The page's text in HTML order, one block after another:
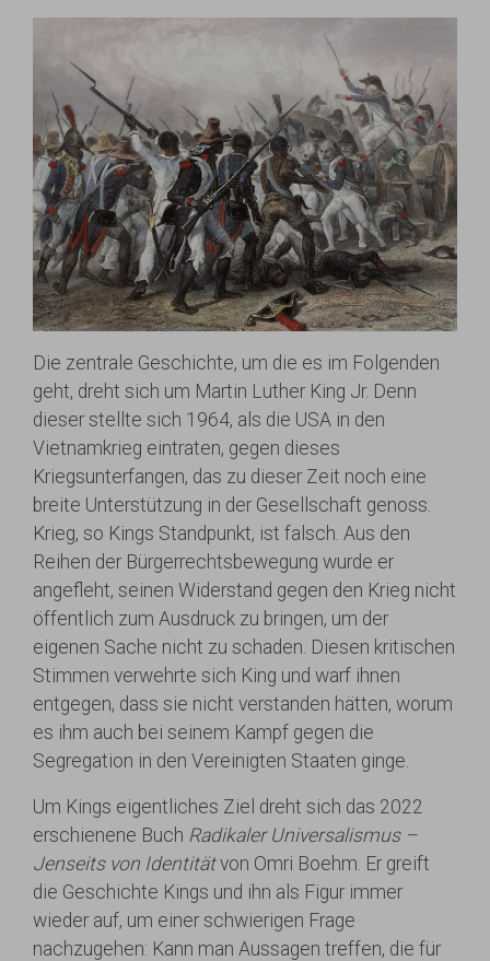
Die zentrale Geschichte, um die es im Folgenden
geht, dreht sich um Martin Luther King Jr. Denn
dieser stellte sich 1964, als die USA in den
Vietnamkrieg eintraten, gegen dieses
Kriegsunterfangen, das zu dieser Zeit noch eine
breite Unterstützung in der Gesellschaft genoss.
Krieg, so Kings Standpunkt, ist falsch. Aus den
Reihen der Bürgerrechtsbewegung wurde er
angefleht, seinen Widerstand gegen den Krieg nicht
öffentlich zum Ausdruck zu bringen, um der
eigenen Sache nicht zu schaden. Diesen kritischen
Stimmen verwehrte sich King und warf ihnen
entgegen, dass sie nicht verstanden hätten, worum
es ihm auch bei seinem Kampf gegen die
Segregation in den Vereinigten Staaten ginge.
Um Kings eigentliches Ziel dreht sich das 2022
erschienene Buch Radikaler Universalismus –
Jenseits von Identitätvon Omri Boehm. Er greift
die Geschichte Kings und ihn als Figur immer
wieder auf, um einer schwierigen Frage
nachzugehen: Kann man Aussagen treffen, die für